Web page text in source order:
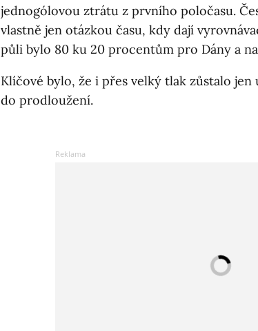
jednogólovou ztrátu z prvního poločasu.
vlastně jen otázkou času, kdy dají
půli bylo 80 ku 20 procentům pro Dány a
Klíčové bylo, že i přes velký tlak zůstalo jen
do prodloužení.